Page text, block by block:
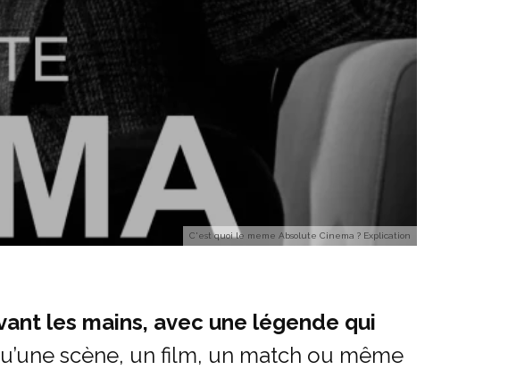
C'est quoi le meme Absolute Cinema ? Explication
les mains, avec une légende qui
scène, un film, un match ou même